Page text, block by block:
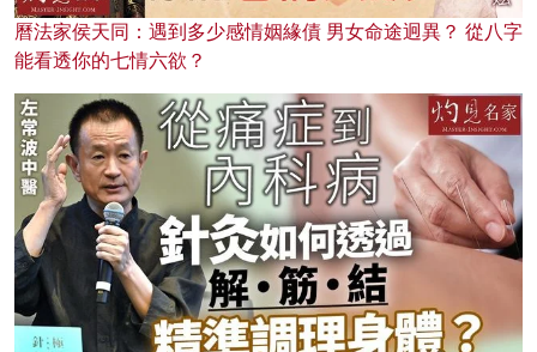
曆法家侯天同：遇到多少感情姻緣債 男女命途迥異？ 從八字
能看透你的七情六欲？